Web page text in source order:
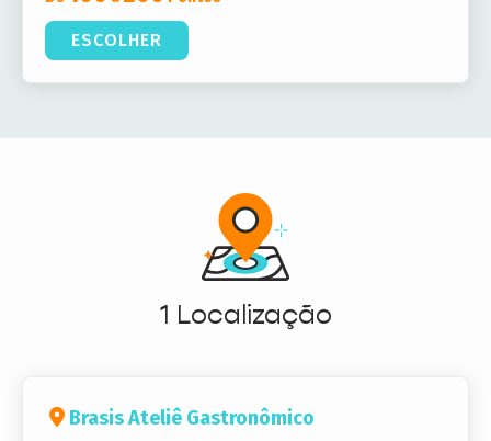
ESCOLHER
1 Localização
Brasis Ateliê Gastronômico